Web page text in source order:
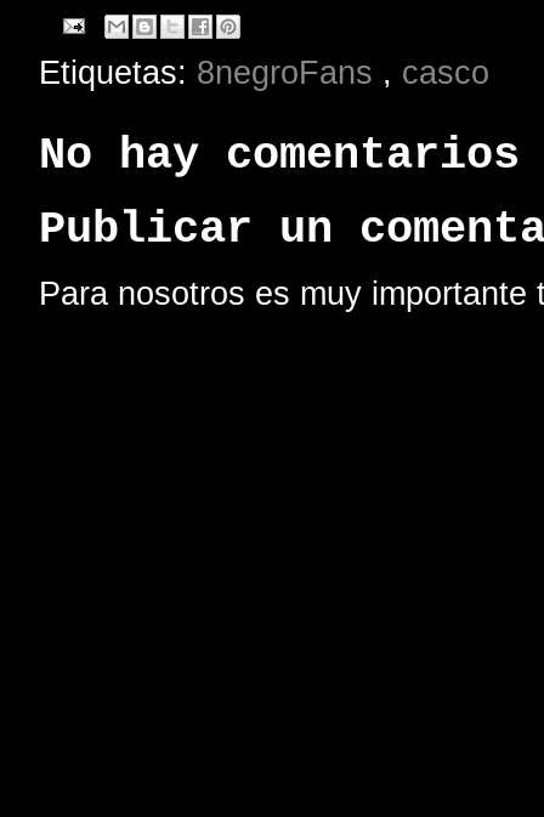
Etiquetas: 8negroFans , casco
No hay
Publicar un
Para nosotros es muy